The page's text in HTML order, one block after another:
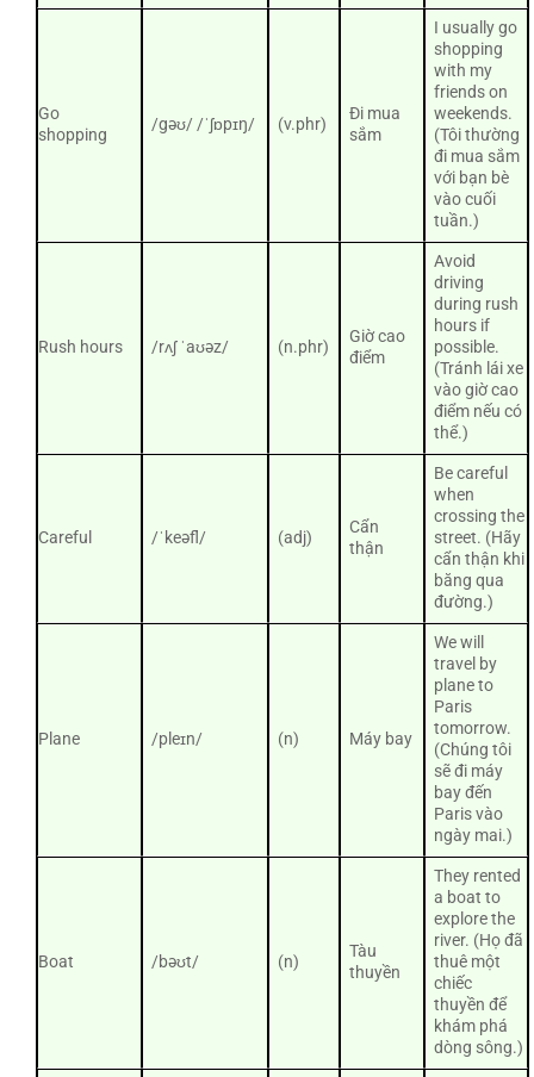
Go
shopping
/gəʊ/ /ˈʃɒpɪŋ/ (v.phr)
Đi mua
sắm
I usually go
shopping
with my
friends on
weekends.
(Tôi thường
đi mua sắm
với bạn bè
vào cuối
tuần.)
Rush hours /rʌʃ ˈaʊəz/ (n.phr)
Giờ cao
điểm
Avoid
driving
during rush
hours if
possible.
(Tránh lái xe
vào giờ cao
điểm nếu có
thể.)
Careful /ˈkeəfl/ (adj)
Cẩn
thận
Be careful
when
crossing the
street. (Hãy
cẩn thận khi
băng qua
đường.)
Plane /pleɪn/ (n) Máy bay
We will
travel by
plane to
Paris
tomorrow.
(Chúng tôi
sẽ đi máy
bay đến
Paris vào
ngày mai.)
Boat /bəʊt/ (n)
Tàu
thuyền
They rented
a boat to
explore the
river. (Họ đã
thuê một
chiếc
thuyền để
khám phá
dòng sông.)